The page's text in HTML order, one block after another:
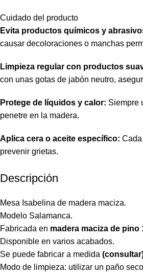
Cuidado del producto
Evita productos químicos y
causar decoloraciones o manchas
Limpieza regular con productos
con unas gotas de jabón neutro,
Protege de líquidos y calor: Siempre
penetre en la madera.
Aplica cera o aceite específico:
prevenir grietas.
Descripción
Mesa Isabelina de madera maciza.
Modelo Salamanca.
Fabricada en madera maciza de pino
Disponible en varios acabados.
Se puede fabricar a medida
Modo de limpieza: utilizar un paño